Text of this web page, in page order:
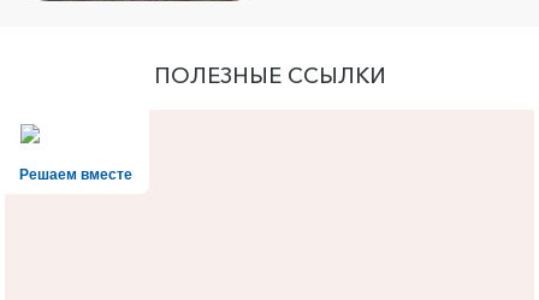
ПОЛЕЗНЫЕ ССЫЛКИ
Решаем вместе